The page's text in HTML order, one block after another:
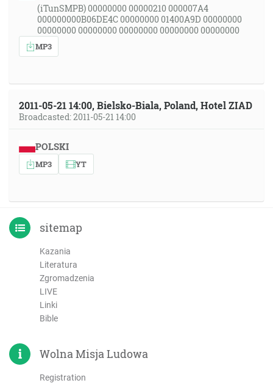
(iTunSMPB) 00000000 00000210 000007A4
000000000B06DE4C 00000000 01400A9D 00000000
00000000 00000000 00000000 00000000 00000000
MP3
2011-05-21 14:00, Bielsko-Biala, Poland, Hotel ZIAD
Broadcasted: 2011-05-21 14:00
POLSKI
MP3 YT
sitemap
Kazania
Literatura
Zgromadzenia
LIVE
Linki
Bible
Wolna Misja Ludowa
Registration